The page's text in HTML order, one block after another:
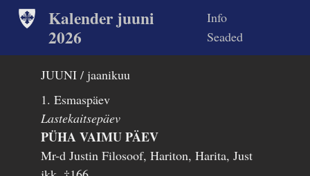
Kalender juuni
2026
Info
Seaded
JUUNI / jaanikuu
1. Esmaspäev
Lastekaitsepäev
PÜHA VAIMU PÄEV
Mr-d Justin Filosoof, Hariton, Harita, Just